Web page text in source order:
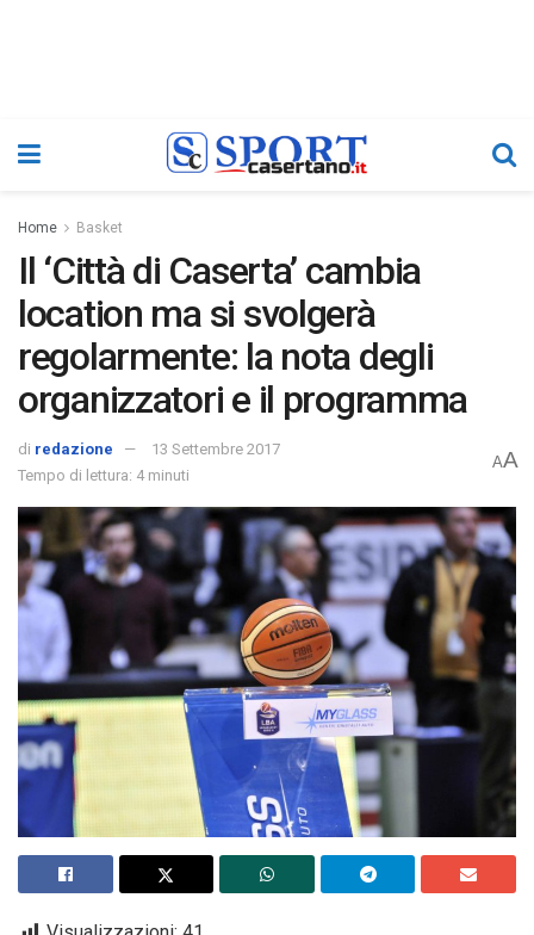
Home Basket
Il ‘Città di Caserta’ cambia
location ma si svolgerà
regolarmente: la nota degli
organizzatori e il programma
di redazione
13 Settembre 2017
Tempo di lettura: 4 minuti
AA